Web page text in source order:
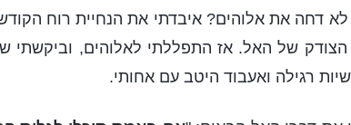
לא דחה את אלוהים? איבדתי את הנחיית רוח
הצודק של האל. אז התפללתי לאלוהים, וביקשתי
רגילה ואעבוד היטב עם אחותי.